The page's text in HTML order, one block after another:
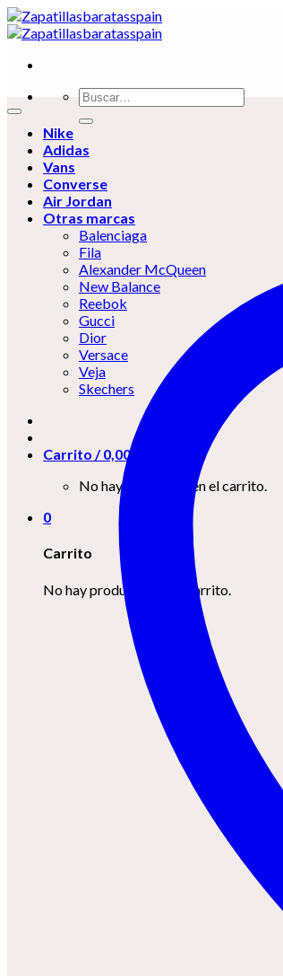
Skip
to
Buscar
por:
Nike
Adidas
Vans
Converse
Air Jordan
Otras marcas
Balenciaga
Fila
Alexander McQueen
New Balance
Reebok
Gucci
Dior
Versace
Veja
Skechers
Carrito /0,00
No hay productos en el carrito.
0
Carrito
No hay productos en el carrito.